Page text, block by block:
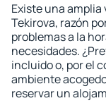
Existe una
Tekirova, razón
problemas a la
necesidades.
incluido o, por el
ambiente
reservar un